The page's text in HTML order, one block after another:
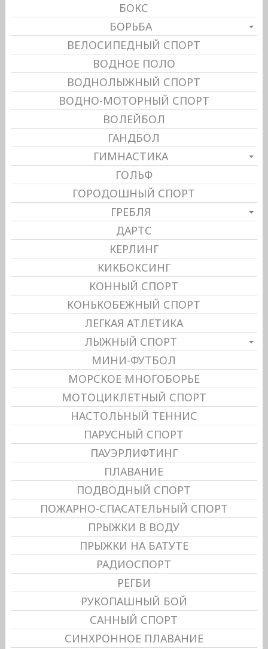
БОКС
БОРЬБА
ВЕЛОСИПЕДНЫЙ СПОРТ
ВОДНОЕ ПОЛО
ВОДНОЛЫЖНЫЙ СПОРТ
ВОДНО-МОТОРНЫЙ СПОРТ
ВОЛЕЙБОЛ
ГАНДБОЛ
ГИМНАСТИКА
ГОЛЬФ
ГОРОДОШНЫЙ СПОРТ
ГРЕБЛЯ
ДАРТС
КЕРЛИНГ
КИКБОКСИНГ
КОННЫЙ СПОРТ
КОНЬКОБЕЖНЫЙ СПОРТ
ЛЕГКАЯ АТЛЕТИКА
ЛЫЖНЫЙ СПОРТ
МИНИ-ФУТБОЛ
МОРСКОЕ МНОГОБОРЬЕ
МОТОЦИКЛЕТНЫЙ СПОРТ
НАСТОЛЬНЫЙ ТЕННИС
ПАРУСНЫЙ СПОРТ
ПАУЭРЛИФТИНГ
ПЛАВАНИЕ
ПОДВОДНЫЙ СПОРТ
ПОЖАРНО-СПАСАТЕЛЬНЫЙ СПОРТ
ПРЫЖКИ В ВОДУ
ПРЫЖКИ НА БАТУТЕ
РАДИОСПОРТ
РЕГБИ
РУКОПАШНЫЙ БОЙ
САННЫЙ СПОРТ
СИНХРОННОЕ ПЛАВАНИЕ